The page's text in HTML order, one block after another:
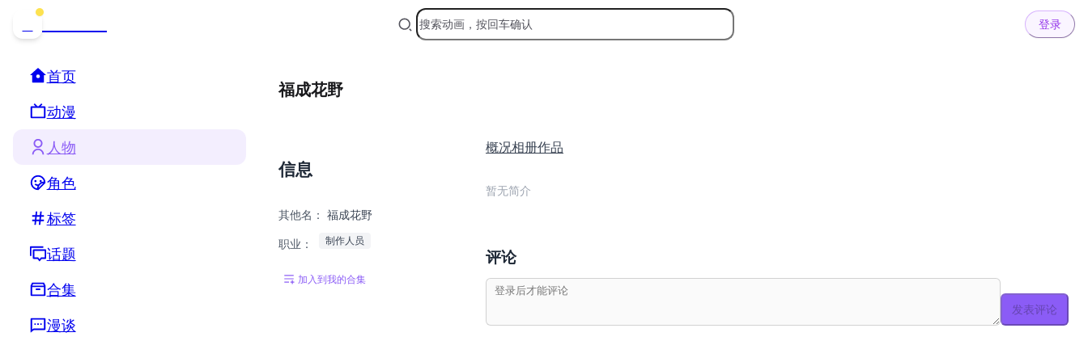
登录
首页
动漫
人物
角色
标签
话题
合集
漫谈
福成花野
信息
其他名： 福成花野
职业：
制作人员
加入到我的合集
概况相册作品
暂无简介
评论
发表评论